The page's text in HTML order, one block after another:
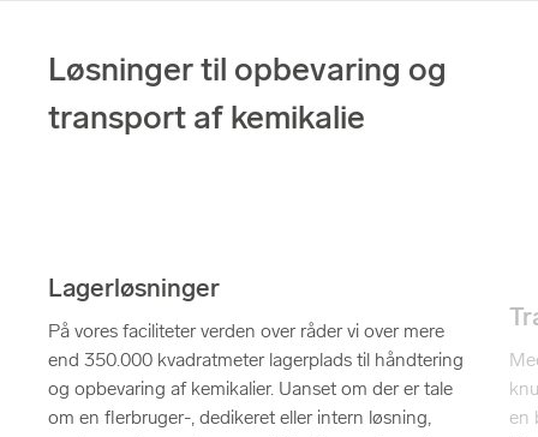
Løsninger til opbevaring og
transport af kemikalie
Lagerløsninger
På vores faciliteter verden over råder vi over mere
end 350.000 kvadratmeter lagerplads til håndtering
og opbevaring af kemikalier. Uanset om der er tale
om en flerbruger-, dedikeret eller intern løsning,
en